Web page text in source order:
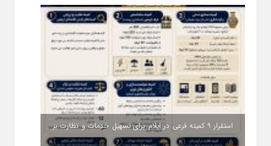
استقرار ۹ کمیته فرعی در ایلام برای تسهیل خدمات و نظارت بر